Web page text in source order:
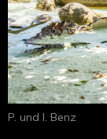
P. und I. Benz